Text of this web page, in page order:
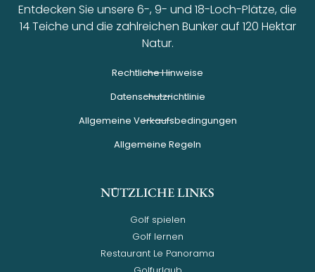
Entdecken Sie unsere 6-, 9- und 18-Loch-Plätze, die
14 Teiche und die zahlreichen Bunker auf 120 Hektar
Natur.
Rechtliche Hinweise
Datenschutzrichtlinie
Allgemeine Verkaufsbedingungen
Allgemeine Regeln
NÜTZLICHE LINKS
Golf spielen
Golf lernen
Restaurant Le Panorama